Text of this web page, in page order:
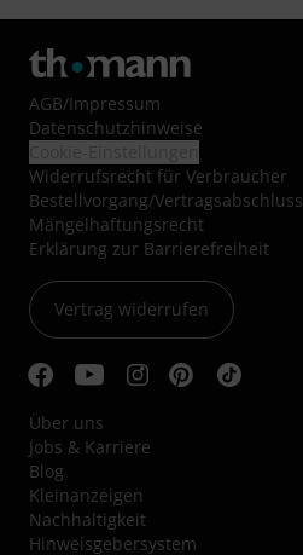
AGB/Impressum
Datenschutzhinweise
Widerrufsrecht für Verbraucher
Bestellvorgang/Vertragsabschluss
Mängelhaftungsrecht
Erklärung zur Barrierefreiheit
Vertrag widerrufen
Über uns
Jobs & Karriere
Blog
Kleinanzeigen
Nachhaltigkeit
Hinweisgebersystem